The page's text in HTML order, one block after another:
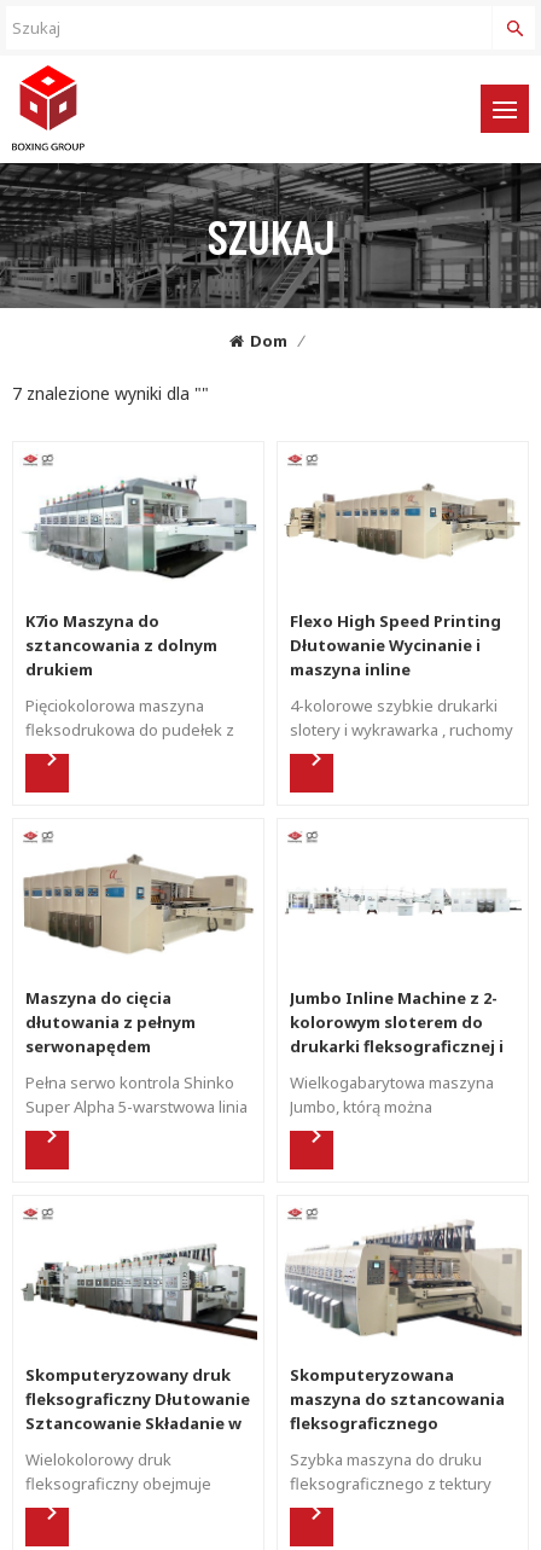
SZUKAJ
Dom /
7 znalezione wyniki dla ""
K7io Maszyna do
sztancowania z dolnym
drukiem
Pięciokolorowa maszyna
fleksodrukowa do pudełek z
tektury falistej , zarówno
Flexo High Speed ​​​​Printing
Dłutowanie Wycinanie i
maszyna inline
4-kolorowe szybkie drukarki
slotery i wykrawarka , ruchomy
druk fleksograficzny Shinko z
Maszyna do cięcia
dłutowania z pełnym
serwonapędem
Pełna serwo kontrola Shinko
Super Alpha 5-warstwowa linia
do produkcji tektury falistej .
Jumbo Inline Machine z 2-
kolorowym sloterem do
drukarki fleksograficznej i
Wielkogabarytowa maszyna
Jumbo, którą można
dostosować do specjalnych
przeciwdziałaniem wyrzucaniu
.
Skomputeryzowany druk
fleksograficzny Dłutowanie
Sztancowanie Składanie w
Przeciwdziałanie Maszyna
do wyrzucania
Wielokolorowy druk
fleksograficzny obejmuje
drukowanie od góry i od dołu
Skomputeryzowana
maszyna do sztancowania
fleksograficznego
Szybka maszyna do druku
fleksograficznego z tektury
falistej, do pakowania pizzy .